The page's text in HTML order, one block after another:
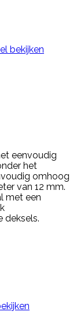
bekijken
eenvoudig
het
omhoog
van 12 mm.
met een
deksels.